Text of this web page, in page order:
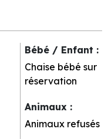
Bébé / Enfant :
Chaise bébé sur
réservation
Animaux :
Animaux refusés